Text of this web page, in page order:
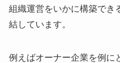
組織運営をいかに構築でき
結しています。
例えばオーナー企業を例に